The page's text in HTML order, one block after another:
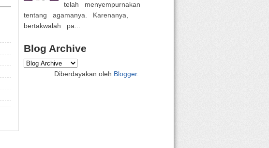
telah menyempurnakan
tentang agamanya. Karenanya,
bertakwalah pa...
Blog Archive
Diberdayakan oleh Blogger.